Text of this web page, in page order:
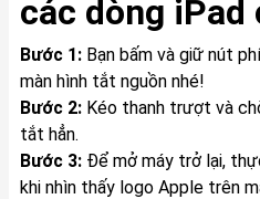
các dòng iPad
Bước 1:Bạn bấm và giữ nút
màn hình tắt nguồn nhé!
Bước 2:Kéo thanh trượt và
tắt hẳn.
Bước 3:Để mở máy trở lại,
khi nhìn thấy logo Apple trên